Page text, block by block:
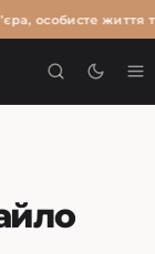
особисте життя